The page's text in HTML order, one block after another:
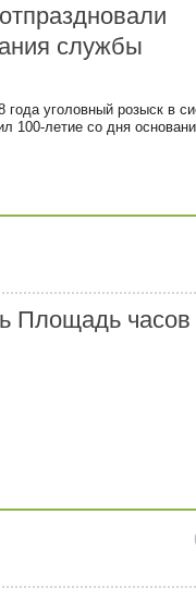
службы
года уголовный розыск в
100-летие со дня
Площадь часов